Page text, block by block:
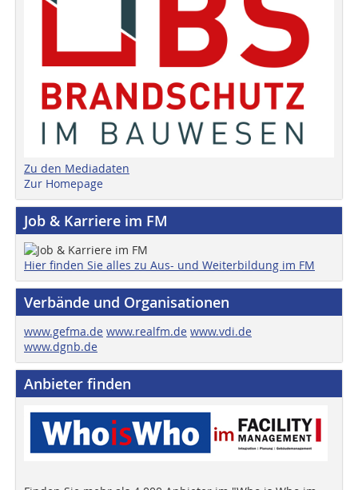
Zu den Mediadaten
Zur Homepage
Job & Karriere im FM
Hier finden Sie alles zu Aus- und Weiterbildung im FM
Verbände und Organisationen
www.gefma.de www.realfm.de www.vdi.de
www.dgnb.de
Anbieter finden